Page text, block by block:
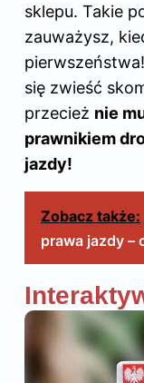
sklepu. Takie
zauważysz,
się zwieść
przecież nie
prawnikiem
jazdy!
Zobacz także:
prawa jazdy –